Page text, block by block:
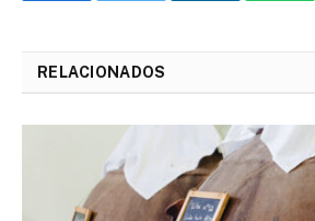
RELACIONADOS